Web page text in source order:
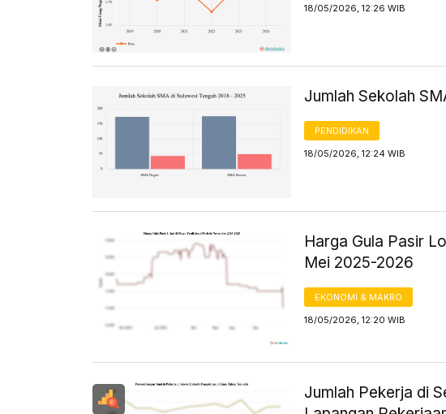
18/05/2026, 12:26 WIB
Jumlah Sekolah
PENDIDIKAN
18/05/2026, 12:24 WIB
Harga Gula Pasir
Mei 2025-2026
EKONOMI & MAKRO
18/05/2026, 12:20 WIB
Jumlah Pekerja di